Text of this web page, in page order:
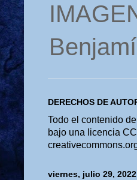
DERECHOS DE
Todo el contenido
bajo una licencia
viernes, julio 29, 2022